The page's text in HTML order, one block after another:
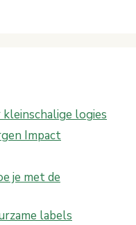
logies
Impact
je met de
labels